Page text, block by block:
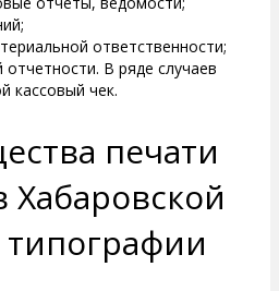
ответственности;
отчетности. В ряде случаев
кассовый чек.
печати
Хабаровской